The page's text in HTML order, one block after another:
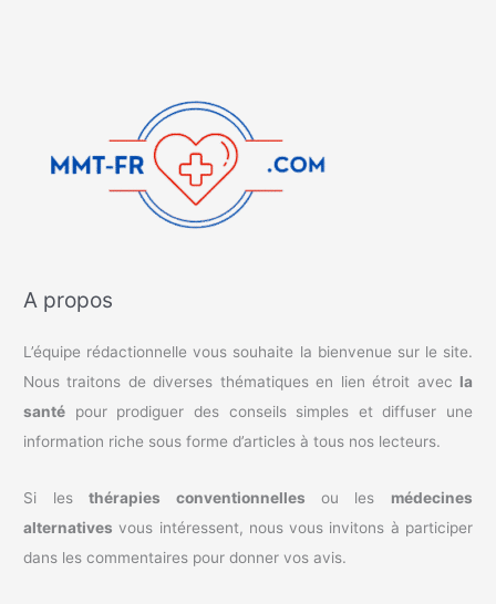
A propos
L’équipe rédactionnelle vous souhaite la bienvenue sur le site.
Nous traitons de diverses thématiques en lien étroit avec la
santé pour prodiguer des conseils simples et diffuser une
information riche sous forme d’articles à tous nos lecteurs.
Si lesthérapies conventionnelles ou les médecines
alternatives vous intéressent, nous vous invitons à participer
dans les commentaires pour donner vos avis.